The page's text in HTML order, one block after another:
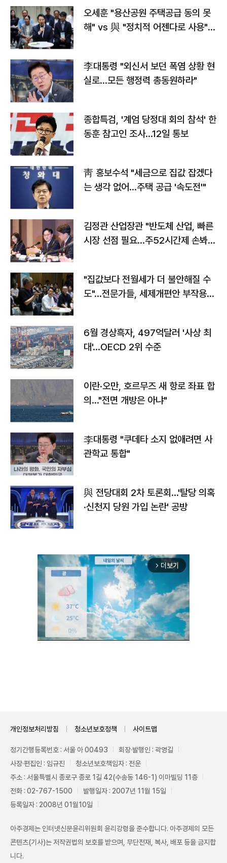
오세훈 "용산공원 주택공급 동의 못
해" vs 與 "정치적 어젠다로 사용"
李대통령 "외신서 보던 폭염 상황 현
실로…모든 행정력 총동원하라"
종합특검, '계엄 당정대 회의 참석' 한
동훈 참고인 조사...12일 통보
靑 홍보수석 "세금으로 집값 잡겠다
는 생각 없어…주택 공급 '속도전'"
김정관 산업장관 "반도체 산업, 빠른
시장 선점 필요…주52시간제 손봐
"집값보다 전월세가 더 불안해질 수
도"…전문가들, 세제개편안 부작용
6월 경상흑자, 497억달러 '사상 최
대'…OECD 2위 수준
이란·오만, 호르무즈 새 항로 좌표 합
의…"전면 개방은 아냐"
李대통령 "쿠데타 소지 없애려면 사
관학교 통합"
與 전당대회 2차 토론회…'탈당 의혹
·신천지 당원 가입 논란' 공방
arrow_forward_ios 더보기
개인정보처리방침 청소년보호정책 사이트맵
정기간행등록번호 : 서울 아 00493
회장·발행인 : 곽영길
사장·편집인 : 임규진
청소년보호책임자 : 전운
주소 : 서울특별시 종로구 종로 1길 42(수송동 146-1) 이마빌딩 11층
전화 : 02-767-1500
발행일자 : 2007년 11월 15일
등록일자 : 2008년 01월10일
아주경제는 인터넷신문윤리위원회 윤리강령을 준수합니다. 아주경제의 모든
콘텐츠(기사)는 저작권법의 보호를 받으며, 무단전재, 복사, 배포 등을 금지합
니다.